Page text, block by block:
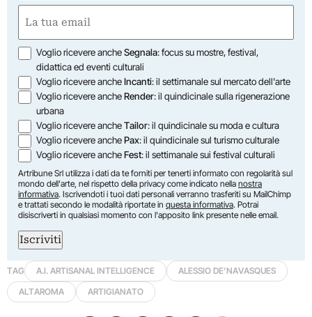
(Obbligatorio)
Opzioni
Voglio ricevere ancheSegnala: focus su mostre, festival,
didattica ed eventi culturali
Voglio ricevere ancheIncanti: il settimanale sul mercato dell'arte
Voglio ricevere ancheRender: il quindicinale sulla rigenerazione
urbana
Voglio ricevere ancheTailor: il quindicinale su moda e cultura
Voglio ricevere anchePax: il quindicinale sul turismo culturale
Voglio ricevere ancheFest: il settimanale sui festival culturali
Artribune Srl utilizza i dati da te forniti per tenerti informato con regolarità sul
mondo dell'arte, nel rispetto della privacy come indicato nella nostra
informativa. Iscrivendoti i tuoi dati personali verranno trasferiti su MailChimp
e trattati secondo le modalità riportate in questa informativa. Potrai
disiscriverti in qualsiasi momento con l'apposito link presente nelle email.
Iscriviti
TAG A.I. ARTISANAL INTELLIGENCE
ALESSIO DE’NAVASQUES
ALTAROMA
ARTIGIANATO